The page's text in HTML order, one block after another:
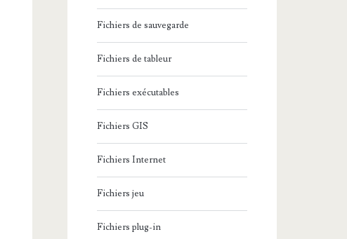
Fichiers de sauvegarde
Fichiers de tableur
Fichiers exécutables
Fichiers GIS
Fichiers Internet
Fichiers jeu
Fichiers plug-in